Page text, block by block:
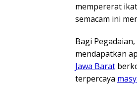
mempererat
semacam ini
Bagi
mendapatkan
Jawa Barat
terpercaya